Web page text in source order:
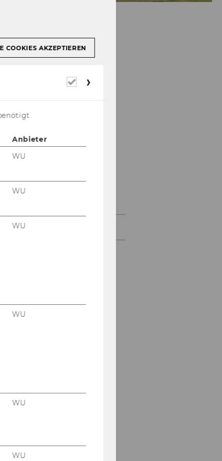
Projekte
2026
COOKIES AKZEPTIEREN
Erforderliche
Anbieter
WU
WU
WU
WU
WU
WU